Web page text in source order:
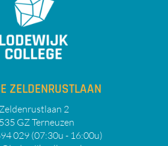
ZELDENRUSTLAAN
Zeldenrustlaan 2
GZ Terneuzen
029 (07:30u - 16:00u)